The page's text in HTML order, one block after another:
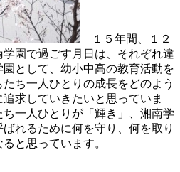
１５年間、１２
園で過ごす月日は、それぞれ違
として、幼小中高の教育活動を
ち一人ひとりの成長をどのよう
求していきたいと思っていま
一人ひとりが「輝き」、湘南学
れるために何を守り、何を取り
と思っています。